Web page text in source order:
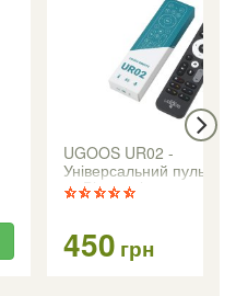
UGOOS UR02 -
Універсальний пульт
та Bluetooth
450 грн